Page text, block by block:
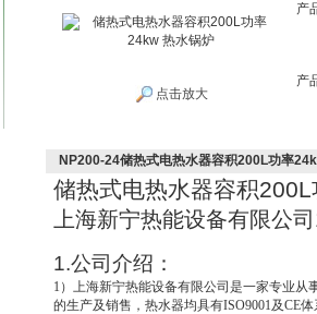
点击放大
产
产
NP200-24储热式电热水器容积200L功率
储热式电热水器容积200L
上海新宁热能设备有限公司
1.公司介绍：
1 ）上海新宁热能设备有限公司是一家专业
的生产及销售，热水器均具有ISO9001及CE体